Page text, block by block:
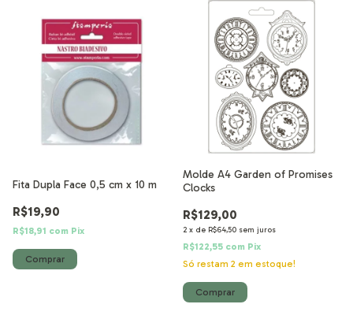
Fita Dupla Face 0,5 cm x 10 m
R$19,90
R$18,91 com Pix
Molde A4 Garden of Promises
Clocks
R$129,00
2 x de R$64,50 sem juros
R$122,55 com Pix
Só restam 2 em estoque!